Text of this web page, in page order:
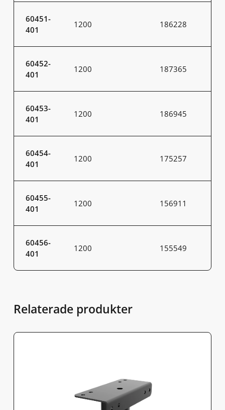
60451-
401
1200 186228
60452-
401
1200 187365
60453-
401
1200 186945
60454-
401
1200 175257
60455-
401
1200 156911
60456-
401
1200 155549
Relaterade produkter